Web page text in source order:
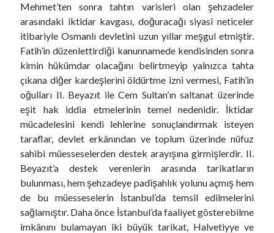
Mehmet’ten sonra tahtın varisleri olan şehzadeler
arasındaki iktidar kavgası, doğuracağı siyasî neticeler
itibariyle Osmanlı devletini uzun yıllar meşgul etmiştir.
Fatih’in düzenlettirdiği kanunnamede kendisinden sonra
kimin hükümdar olacağını belirtmeyip yalnızca tahta
çıkana diğer kardeşlerini öldürtme izni vermesi, Fatih’in
oğulları II. Beyazıt ile Cem Sultan’ın saltanat üzerinde
eşit hak iddia etmelerinin temel nedenidir. İktidar
mücadelesini kendi lehlerine sonuçlandırmak isteyen
taraflar, devlet erkânından ve toplum üzerinde nüfuz
sahibi müesseselerden destek arayışına girmişlerdir. II.
Beyazıt’a destek verenlerin arasında tarikatların
bulunması, hem şehzadeye padişahlık yolunu açmış hem
de bu müesseselerin İstanbul’da temsil edilmelerini
sağlamıştır. Daha önce İstanbul’da faaliyet gösterebilme
imkânını bulamayan iki büyük tarikat, Halvetiyye ve